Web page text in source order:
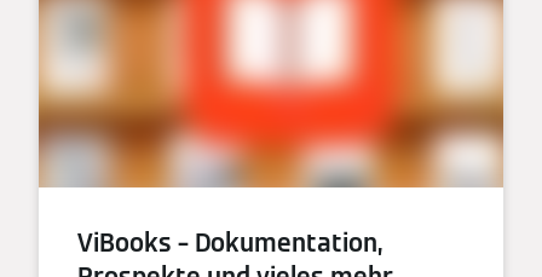
ViBooks – Dokumentation,